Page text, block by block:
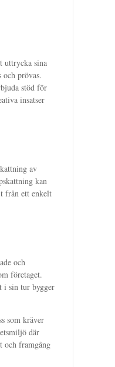
uttrycka sina
prövas.
stöd för
insatser
av
kan
från ett enkelt
och
företaget.
i sin tur bygger
som kräver
där
och framgång